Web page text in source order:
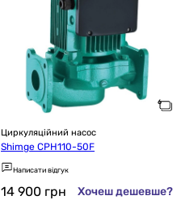
Циркуляційний насос
Shimge CPH110-50F
Написати відгук
14 900 грн Хочеш дешевше?